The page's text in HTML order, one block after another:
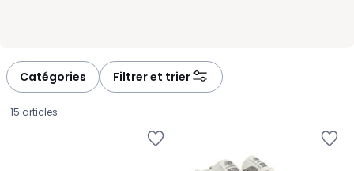
Catégories Filtrer et trier
15 articles